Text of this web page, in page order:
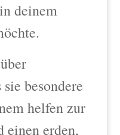
deinem
besondere
helfen zur
einen erden,